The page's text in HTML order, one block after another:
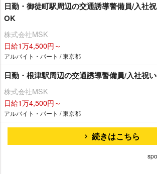
日勤・御徒町駅周辺の交通誘導警備員/入社
OK
株式会社MSK
日給1万4,500円～
アルバイト・パート / 東京都
日勤・根津駅周辺の交通誘導警備員/入社祝
株式会社MSK
日給1万4,500円～
アルバイト・パート / 東京都
続きはこちら